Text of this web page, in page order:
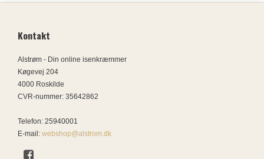
Kontakt
Alstrøm - Din online isenkræmmer
Køgevej 204
4000 Roskilde
CVR-nummer: 35642862
Telefon: 25940001
E-mail : webshop@alstrom.dk